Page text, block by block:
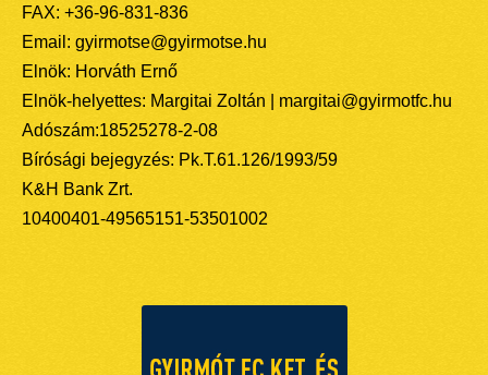
FAX: +36-96-831-836
Email: gyirmotse@gyirmotse.hu
Elnök: Horváth Ernő
Elnök-helyettes: Margitai Zoltán | margitai@gyirmotfc.hu
Adószám:18525278-2-08
Bírósági bejegyzés: Pk.T.61.126/1993/59
K&H Bank Zrt.
10400401-49565151-53501002